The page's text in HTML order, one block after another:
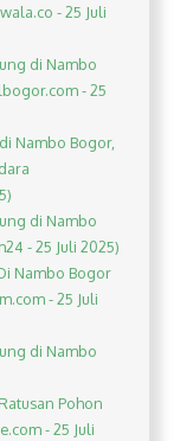
- 25 Juli
di Nambo
- 25
Nambo Bogor,
di Nambo
- 25 Juli 2025)
Nambo Bogor
- 25 Juli
di Nambo
Pohon
- 25 Juli